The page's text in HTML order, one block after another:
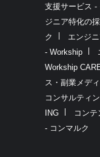
支援サービス -
ジニア特化の
ク
エンジ
- Workship
Workship
ス・副業メデ
コンサルティ
ING
コン
- コンマルク